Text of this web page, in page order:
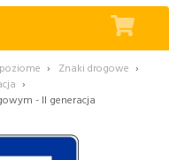
› Znaki drogowe ›
›
- II generacja